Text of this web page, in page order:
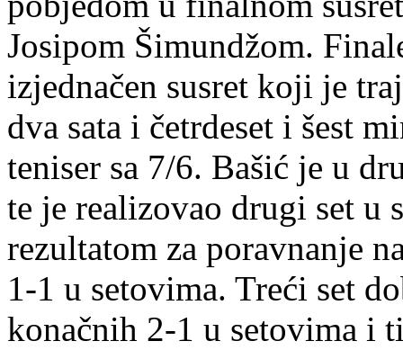
Josipom Šimundžom.
izjednačen susret koji je
dva sata i četrdeset i šest
teniser sa 7/6. Bašić je u
te je realizovao drugi set
rezultatom za poravnanje
1-1 u setovima. Treći set
konačnih 2-1 u setovima i